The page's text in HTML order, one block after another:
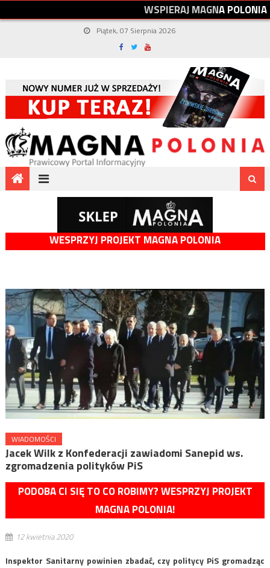
WSPIERAJMAGNAPOLONIA
Piątek, 07 Sierpnia 2026
WESPRZYJ PROJEKT MAGNA POLONIA
WIADOMOŚCI
Jacek Wilk z Konfederacji zawiadomi Sanepid ws.
zgromadzenia polityków PiS
PODOBA CI SIĘ TO CO ROBIMY? WESPRZYJ PROJEKT
MAGNA POLONIA!
12 kwietnia 2020
Inspektor Sanitarny powinien zbadać, czy politycy PiS gromadząc